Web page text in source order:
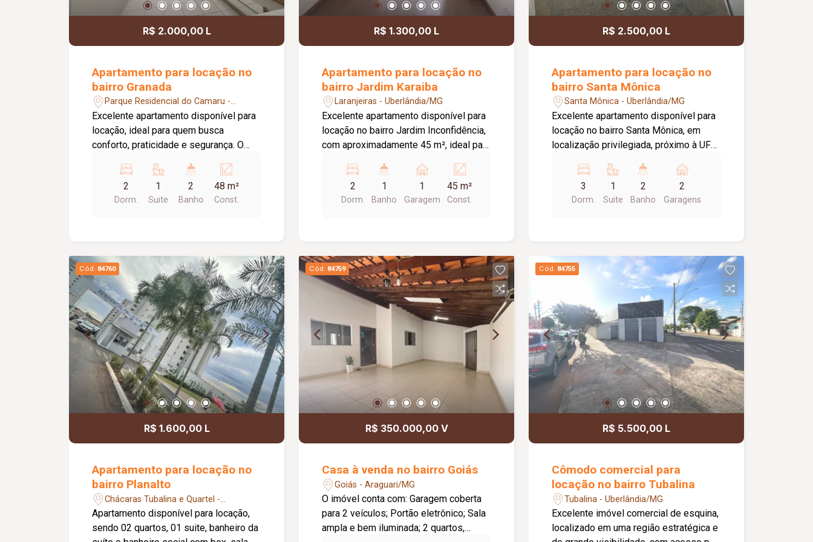
R$ 2.000,00 L
Apartamento para locação no
bairro Granada
Parque Residencial do Camaru -
Uberlândia/MG
Excelente apartamento disponível para
locação, ideal para quem busca
conforto, praticidade e segurança. O
suíte com ar-condicionado, sala
aconchegante equipada com painel para
TV, televisão e ar-condicionado, cozinha
estacionamento. O condomínio oferece
portaria 24 horas e salão de festas,
proporcionando mais segurança,
comodidade e qualidade de vida aos
moradores.
2
Dorm.
1
Suite
2
Banho
48 m²
Const.
R$ 1.300,00 L
Apartamento para locação no
bairro Jardim Karaiba
Laranjeiras - Uberlândia/MG
Excelente apartamento disponível para
locação no bairro Jardim Inconfidência,
com aproximadamente 45 m², ideal para
excelente infraestrutura de lazer e
segurança. O imóvel é composto por
sala com sacada, cozinha, 02 quartos,
dia. O condomínio conta com portaria 24
horas, 02 elevadores sociais, gás
canalizado, quadra esportiva, piscina,
salão de festas e pet place,
proporcionando mais comodidade,
lazer e qualidade de vida para toda a
família.
2
Dorm.
1
Banho
1
Garagem
45 m²
Const.
R$ 2.500,00 L
Apartamento para locação no
bairro Santa Mônica
Santa Mônica - Uberlândia/MG
Excelente apartamento disponível para
locação no bairro Santa Mônica, em
localização privilegiada, próximo à UFU.
privativa, o imóvel oferece ambientes
amplos, bem distribuídos e ideais para
quem busca conforto e praticidade. O
armários embutidos e bancada em
granito, 03 quartos, sendo 01 suíte, 02
quartos com armários, banheiro social,
área de serviço e 02 vagas de garagem
cobertas. O condomínio dispõe de
portão e porteiro eletrônico, além de
água e gás canalizados,
proporcionando mais segurança,
comodidade e economia no dia a dia.
Uma excelente opção para morar com
conforto em uma das regiões mais
3
Dorm.
1
Suite
2
Banho
2
Garagens
Cód. 84760
R$ 1.600,00 L
Apartamento para locação no
bairro Planalto
Chácaras Tubalina e Quartel -
Uberlândia/MG
Apartamento disponível para locação,
sendo 02 quartos, 01 suite, banheiro da
Cód. 84759
R$ 350.000,00 V
Casa à venda no bairro Goiás
Goiás - Araguari/MG
O imóvel conta com: Garagem coberta
para 2 veículos; Portão eletrônico; Sala
ampla e bem iluminada; 2 quartos,
Cód. 84755
R$ 5.500,00 L
Cômodo comercial para
locação no bairro Tubalina
Tubalina - Uberlândia/MG
Excelente imóvel comercial de esquina,
localizado em uma região estratégica e